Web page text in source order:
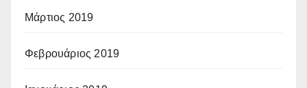
Μάρτιος 2019
Φεβρουάριος 2019